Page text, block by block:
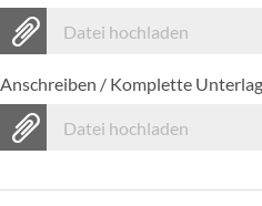
Datei hochladen
Anschreiben / Komplette
Datei hochladen